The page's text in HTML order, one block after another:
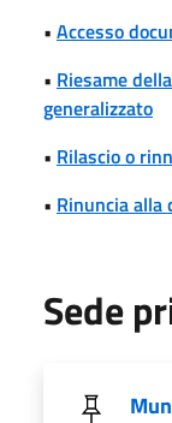
• Accesso
• Riesame
generalizzato
• Rilascio o
• Rinuncia alla
Sede